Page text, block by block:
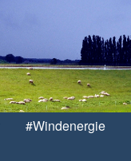
#Windenergie